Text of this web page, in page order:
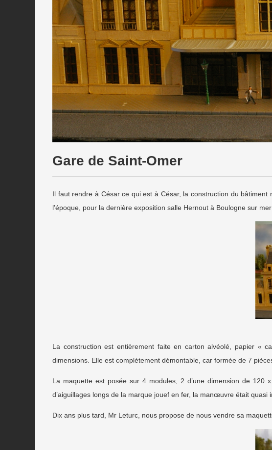
Gare de Saint-Omer
Il faut rendre à César ce qui est à César, la construction du
l’époque, pour la dernière exposition salle Hernout à Boulogne sur
La construction est entièrement faite en carton alvéolé, papier «
dimensions. Elle est complétement démontable, car formée de 7
La maquette est posée sur 4 modules, 2 d’une dimension de
d’aiguillages longs de la marque jouef en fer, la manœuvre était
Dix ans plus tard, Mr Leturc, nous propose de nous vendre sa